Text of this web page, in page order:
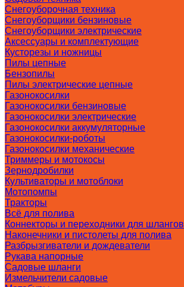
Снегоуборочная техника
Снегоуборщики бензиновые
Снегоуборщики электрические
Аксессуары и комплектующие
Кусторезы и ножницы
Пилы цепные
Бензопилы
Пилы электрические цепные
Газонокосилки
Газонокосилки бензиновые
Газонокосилки электрические
Газонокосилки аккумуляторные
Газонокосилки-роботы
Газонокосилки механические
Триммеры и мотокосы
Зернодробилки
Культиваторы и мотоблоки
Мотопомпы
Тракторы
Всё для полива
Коннекторы и переходники для шлангов
Наконечники и пистолеты для полива
Разбрызгиватели и дождеватели
Рукава напорные
Садовые шланги
Измельчители садовые